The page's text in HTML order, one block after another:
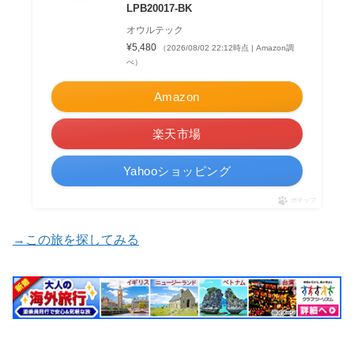
LPB20017-BK
オウルテック
¥5,480
（2026/08/02 22:12時点 | Amazon調
べ）
Amazon
楽天市場
Yahooショッピング
ポチップ
→この旅を探してみる